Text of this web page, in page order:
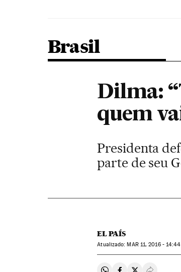
Brasil
Dilma:
quem
Presidenta
parte de seu
EL PAÍS
atualizado: MAR11, 2016 - 14:44